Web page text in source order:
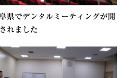
県でデンタルミーティングが開
れました